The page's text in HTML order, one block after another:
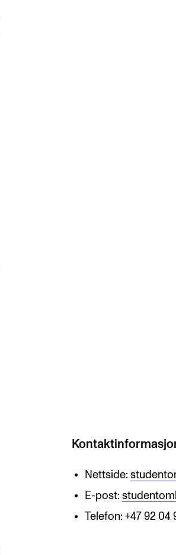
Nettside:
E-post:
Telefon: +47 92 04